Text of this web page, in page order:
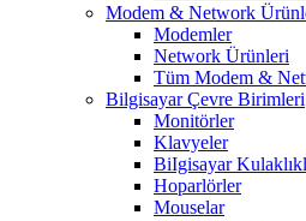
Modem & Network
Modemler
Network Ürünleri
Tüm Modem &
Bilgisayar Çevre Birimleri
Monitörler
Klavyeler
BiIgisayar
Hoparlörler
Mouselar